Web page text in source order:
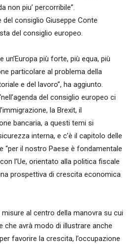
non piu’ percorribile”.
consiglio Giuseppe Conte
del consiglio europeo.
un’Europa più forte, più equa, più
particolare al problema della
e del lavoro”, ha aggiunto.
del consiglio europeo ci
la Brexit, il
bancaria, a questi temi si
interna, e c’è il capitolo delle
“per il nostro Paese è fondamentale
l’Ue, orientato alla politica fiscale
prospettiva di crescita economica
misure al centro della manovra su cui
che avrà modo di illustrare anche
favorire la crescita, l’occupazione